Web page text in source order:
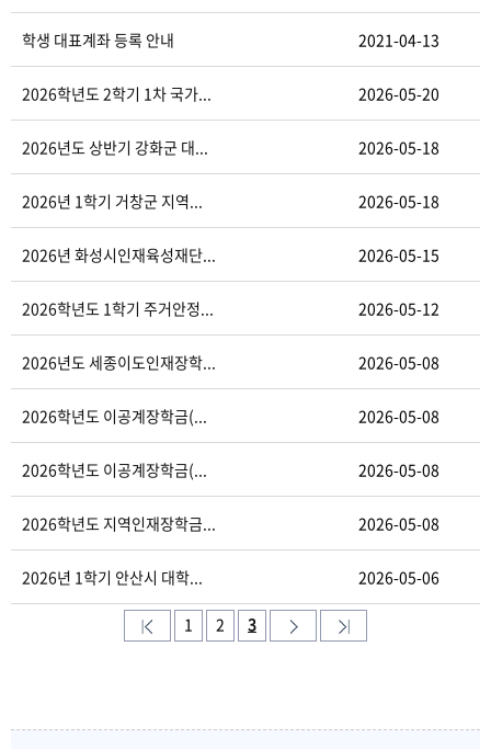
학생 대표계좌 등록 안내 2021-04-13
2026학년도 2학기 1차 국가... 2026-05-20
2026년도 상반기 강화군 대... 2026-05-18
2026년 1학기 거창군 지역... 2026-05-18
2026년 화성시인재육성재단... 2026-05-15
2026학년도 1학기 주거안정... 2026-05-12
2026년도 세종이도인재장학... 2026-05-08
2026학년도 이공계장학금(... 2026-05-08
2026학년도 이공계장학금(... 2026-05-08
2026학년도 지역인재장학금... 2026-05-08
2026년 1학기 안산시 대학... 2026-05-06
1 2 3